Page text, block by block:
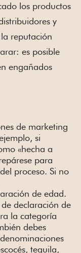
los productos
y
reputación
es posible
engañados
de marketing
si
«hecha a
para
proceso. Si no
de edad.
declaración de
la categoría
debes
tequila,